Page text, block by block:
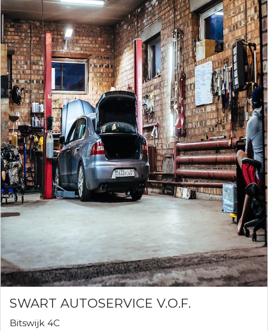
SWART AUTOSERVICE V.O.F.
Bitswijk 4C